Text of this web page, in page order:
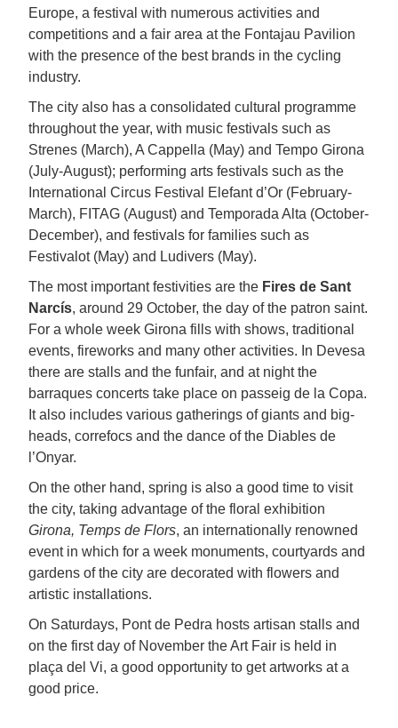
Europe, a festival with numerous activities and
competitions and a fair area at the Fontajau Pavilion
with the presence of the best brands in the cycling
industry.
The city also has a consolidated cultural programme
throughout the year, with music festivals such as
Strenes (March), A Cappella (May) and Tempo Girona
(July-August); performing arts festivals such as the
International Circus Festival Elefant d’Or (February-
March), FITAG (August) and Temporada Alta (October-
December), and festivals for families such as
Festivalot (May) and Ludivers (May).
The most important festivities are the Fires de Sant
Narcís, around 29 October, the day of the patron saint.
For a whole week Girona fills with shows, traditional
events, fireworks and many other activities. In Devesa
there are stalls and the funfair, and at night the
barraques concerts take place on passeig de la Copa.
It also includes various gatherings of giants and big-
heads, correfocs and the dance of the Diables de
l’Onyar.
On the other hand, spring is also a good time to visit
the city, taking advantage of the floral exhibition
Girona, Temps de Flors, an internationally renowned
event in which for a week monuments, courtyards and
gardens of the city are decorated with flowers and
artistic installations.
On Saturdays, Pont de Pedra hosts artisan stalls and
on the first day of November the Art Fair is held in
plaça del Vi, a good opportunity to get artworks at a
good price.